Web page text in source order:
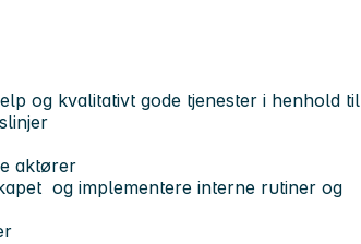
og kvalitativt gode tjenester i henhold til
aktører
og implementere interne rutiner og